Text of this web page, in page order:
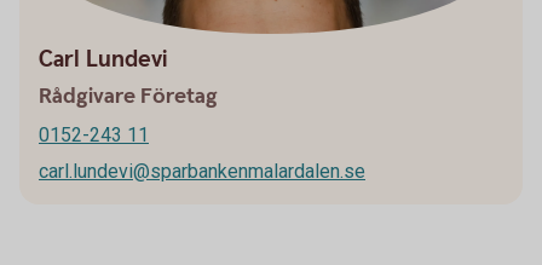
Carl Lundevi
Rådgivare Företag
0152-243 11
carl.lundevi@sparbankenmalardalen.se